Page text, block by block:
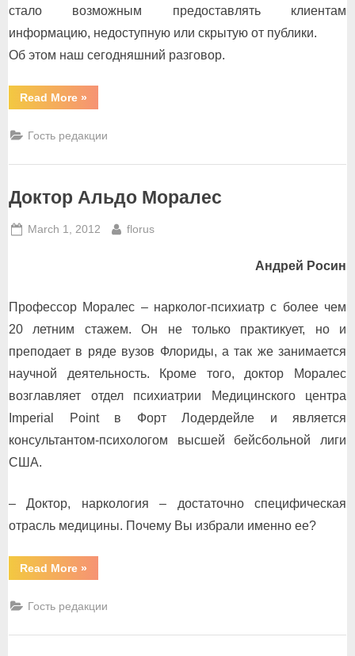
стало возможным предоставлять клиентам
информацию, недоступную или скрытую от публики.
Об этом наш сегодняшний разговор.
Read More“Частный
детектив”
»
Гость редакции
Доктор Альдо Моралес
Posted
March 1, 2012 By
florus
Андрей Росин
Профессор Моралес – нарколог-психиатр с более чем
20 летним стажем. Он не только практикует, но и
преподает в ряде вузов Флориды, а так же занимается
научной деятельность. Кроме того, доктор Моралес
возглавляет отдел психиатрии Медицинского центра
Imperial Point в Форт Лодердейле и является
консультантом-психологом высшей бейсбольной лиги
США.
– Доктор, наркология – достаточно специфическая
отрасль медицины. Почему Вы избрали именно ее?
Read More“Доктор
Альдо
»
Гость редакции